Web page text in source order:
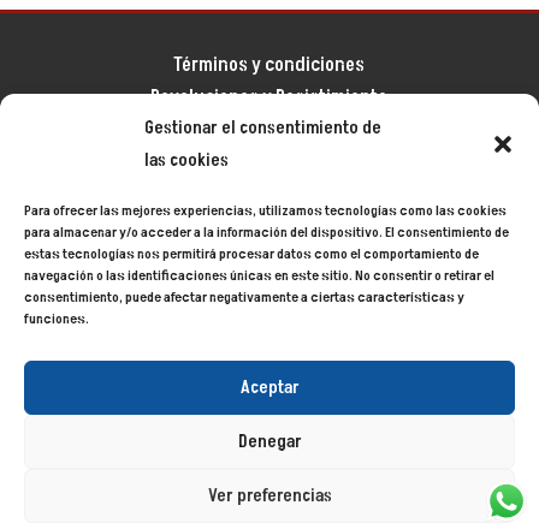
Gestionar el consentimiento de
las cookies
Para ofrecer las mejores experiencias, utilizamos tecnologías como las cookies
para almacenar y/o acceder a la información del dispositivo. El consentimiento de
estas tecnologías nos permitirá procesar datos como el comportamiento de
navegación o las identificaciones únicas en este sitio. No consentir o retirar el
consentimiento, puede afectar negativamente a ciertas características y
funciones.
Aceptar
Denegar
Ver preferencias
Términos y condiciones
Devoluciones y Desistimiento
Aviso legal
Política de privacidad
Mapa del sitio